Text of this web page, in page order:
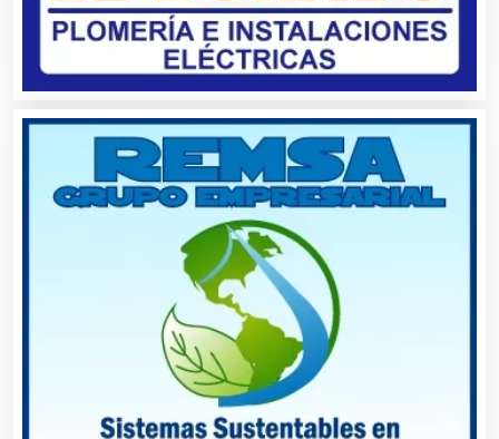
Audio, Sonido e Iluminación
Audios para Eventos
Autobuses
Automatización
Automóviles Nuevos y Usados